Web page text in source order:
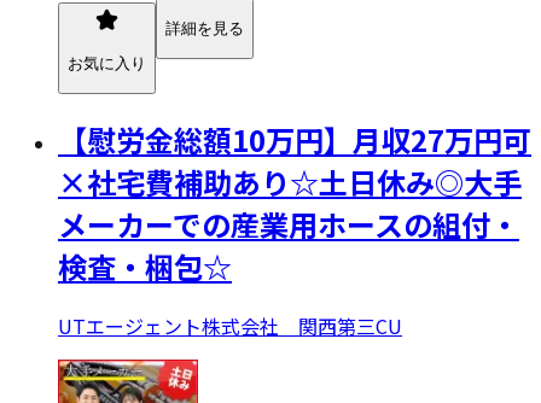
お気に入り
詳細を見る
【慰労金総額10万円】月収27万円可
×社宅費補助あり☆土日休み◎大手
メーカーでの産業用ホースの組付・
検査・梱包☆
UTエージェント株式会社 関西第三CU